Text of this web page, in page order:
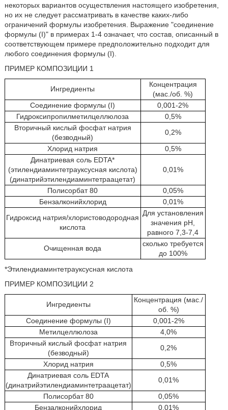
некоторых вариантов осуществления настоящего изобретения,
но их не следует рассматривать в качестве каких-либо
ограничений формулы изобретения. Выражение "соединение
формулы (I)" в примерах 1-4 означает, что состав, описанный в
соответствующем примере предположительно подходит для
любого соединения формулы (I).
ПРИМЕР КОМПОЗИЦИИ 1
Ингредиенты
Концентрация
(мас./об. %)
Соединение формулы (I)
0,001-2%
Гидроксипропилметилцеллюлоза
0,5%
Вторичный кислый фосфат натрия
(безводный)
0,2%
Хлорид натрия
0,5%
Динатриевая соль EDTA*
(этилендиаминтетрауксусная кислота)
(динатрийэтилендиаминтетраацетат)
0,01%
Полисорбат 80
0,05%
Бензалконийхлорид
0,01%
Гидроксид натрия/хлористоводородная
кислота
Для установления
значения pH,
равного 7,3-7,4
Очищенная вода
сколько требуется
до 100%
*Этилендиаминтетрауксусная кислота
ПРИМЕР КОМПОЗИЦИИ 2
Ингредиенты
Концентрация (мас./
об. %)
Соединение формулы (I)
0,001-2%
Метилцеллюлоза
4,0%
Вторичный кислый фосфат натрия
(безводный)
0,2%
Хлорид натрия
0,5%
Динатриевая соль EDTA
(динатрийэтилендиаминтетраацетат)
0,01%
Полисорбат 80
0,05%
Бензалконийхлорид
0,01%